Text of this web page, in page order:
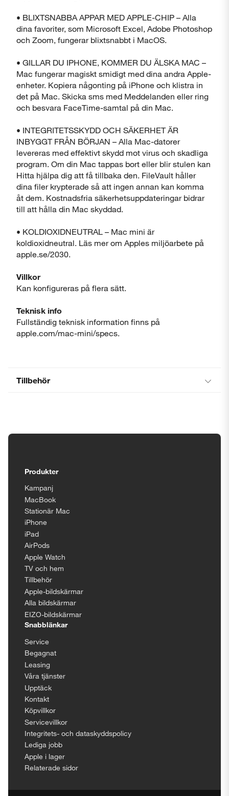
• BLIXTSNABBA APPAR MED APPLE-CHIP – Alla
dina favoriter, som Microsoft Excel, Adobe Photoshop
och Zoom, fungerar blixtsnabbt i MacOS.
• GILLAR DU IPHONE, KOMMER DU ÄLSKA MAC –
Mac fungerar magiskt smidigt med dina andra Apple-
enheter. Kopiera någonting på iPhone och klistra in
det på Mac. Skicka sms med Meddelanden eller ring
och besvara FaceTime-samtal på din Mac.
• INTEGRITETSSKYDD OCH SÄKERHET ÄR
INBYGGT FRÅN BÖRJAN – Alla Mac-datorer
levereras med effektivt skydd mot virus och skadliga
program. Om din Mac tappas bort eller blir stulen kan
Hitta hjälpa dig att få tillbaka den. FileVault håller
dina filer krypterade så att ingen annan kan komma
åt dem. Kostnadsfria säkerhetsuppdateringar bidrar
till att hålla din Mac skyddad.
• KOLDIOXIDNEUTRAL – Mac mini är
koldioxidneutral. Läs mer om Apples miljöarbete på
apple.se/2030.
Villkor
Kan konfigureras på flera sätt.
Teknisk info
Fullständig teknisk information finns på
apple.com/mac-mini/specs.
Tillbehör
Produkter
Kampanj
MacBook
Stationär Mac
iPhone
iPad
AirPods
Apple Watch
TV och hem
Tillbehör
Apple-bildskärmar
Alla bildskärmar
EIZO-bildskärmar
Snabblänkar
Service
Begagnat
Leasing
Våra tjänster
Upptäck
Kontakt
Köpvillkor
Servicevillkor
Integritets- och dataskyddspolicy
Lediga jobb
Apple i lager
Relaterade sidor